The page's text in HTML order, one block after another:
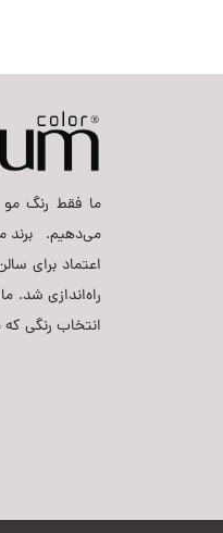
ما فقط رنگ مو
می‌دهیم. برند
اعتماد برای
راه‌اندازی شد.
انتخاب رنگی که